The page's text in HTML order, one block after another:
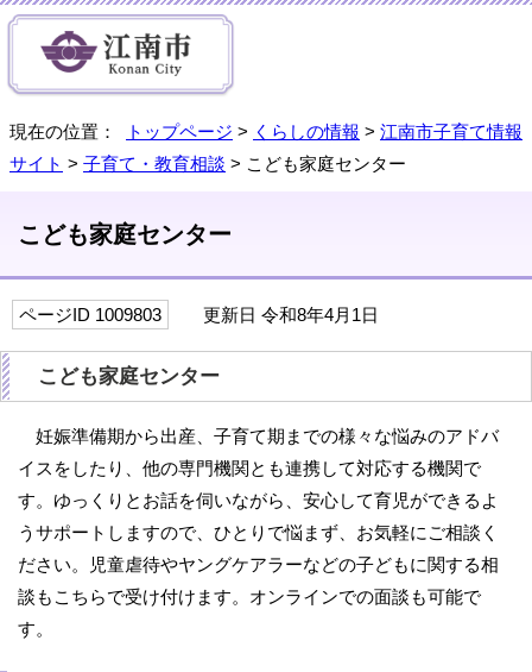
現在の位置： トップページ > くらしの情報 > 江南市子育て情報
サイト > 子育て・教育相談 > こども家庭センター
こども家庭センター
ページID 1009803 更新日 令和8年4月1日
こども家庭センター
妊娠準備期から出産、子育て期までの様々な悩みのアドバ
イスをしたり、他の専門機関とも連携して対応する機関で
す。ゆっくりとお話を伺いながら、安心して育児ができるよ
うサポートしますので、ひとりで悩まず、お気軽にご相談く
ださい。児童虐待やヤングケアラーなどの子どもに関する相
談もこちらで受け付けます。オンラインでの面談も可能で
す。